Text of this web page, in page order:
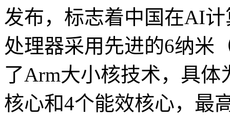
发布，标志着中国在AI
处理器采用先进的6纳米
了Arm大小核技术，具体
核心和4个能效核心，最